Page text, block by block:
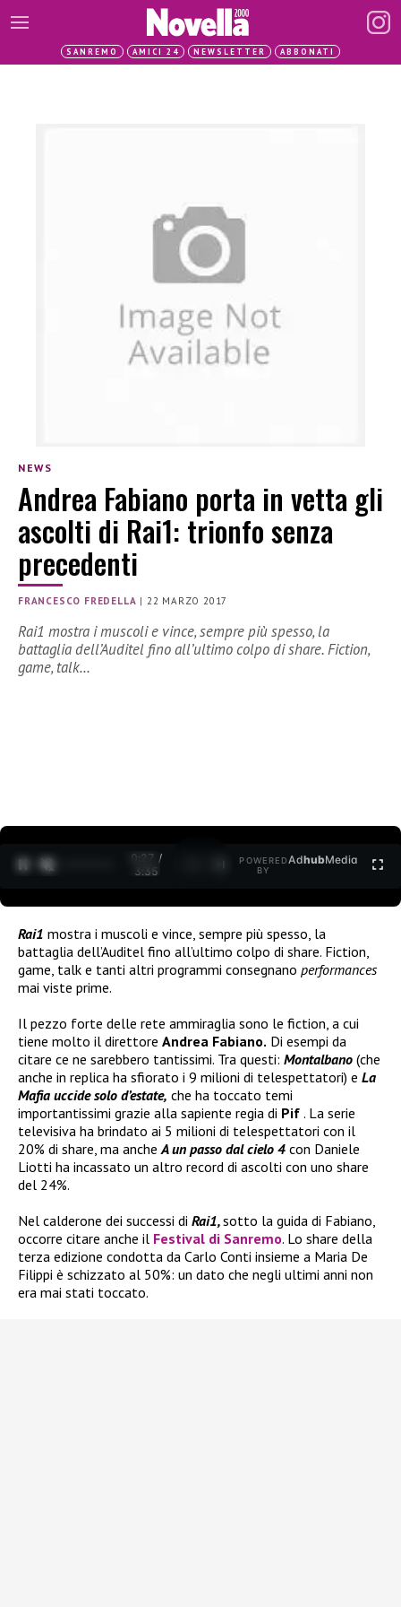
SANREMO AMICI 24 NEWSLETTER ABBONATI
NEWS
Andrea Fabiano porta in vetta gli
ascolti di Rai1: trionfo senza
precedenti
FRANCESCO FREDELLA | 22 MARZO 2017
Rai1 mostra i muscoli e vince, sempre più spesso, la
battaglia dell’Auditel fino all’ultimo colpo di share. Fiction,
game, talk…
0:27 /
3:35
POWERED
BY
AdhubMedia
Rai1 mostra i muscoli e vince, sempre più spesso, la
battaglia dell’Auditel fino all’ultimo colpo di share. Fiction,
game, talk e tanti altri programmi consegnano performances
mai viste prime.
Il pezzo forte delle rete ammiraglia sono le fiction, a cui
tiene molto il direttore Andrea Fabiano. Di esempi da
citare ce ne sarebbero tantissimi. Tra questi: Montalbano (che
anche in replica ha sfiorato i 9 milioni di telespettatori) e La
Mafia uccide solo d’estate, che ha toccato temi
importantissimi grazie alla sapiente regia di Pif . La serie
televisiva ha brindato ai 5 milioni di telespettatori con il
20% di share, ma anche A un passo dal cielo 4 con Daniele
Liotti ha incassato un altro record di ascolti con uno share
del 24%.
Nel calderone dei successi di Rai1,sotto la guida di Fabiano,
occorre citare anche il Festival di Sanremo. Lo share della
terza edizione condotta da Carlo Conti insieme a Maria De
Filippi è schizzato al 50%: un dato che negli ultimi anni non
era mai stati toccato.